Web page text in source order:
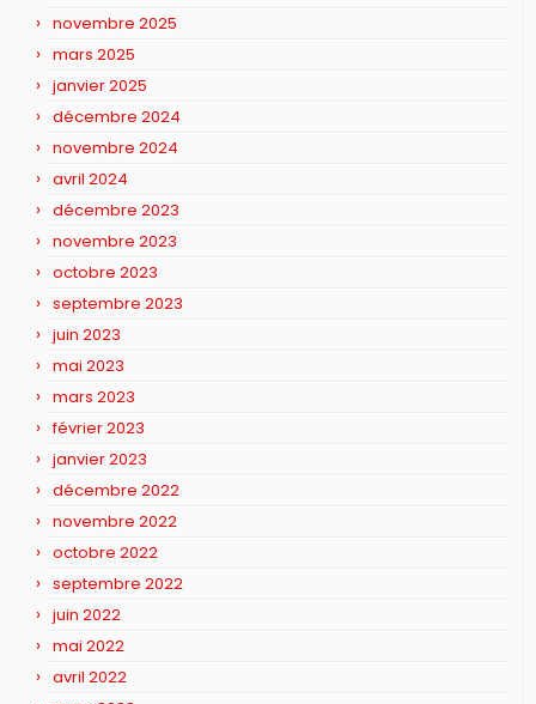
novembre 2025
mars 2025
janvier 2025
décembre 2024
novembre 2024
avril 2024
décembre 2023
novembre 2023
octobre 2023
septembre 2023
juin 2023
mai 2023
mars 2023
février 2023
janvier 2023
décembre 2022
novembre 2022
octobre 2022
septembre 2022
juin 2022
mai 2022
avril 2022